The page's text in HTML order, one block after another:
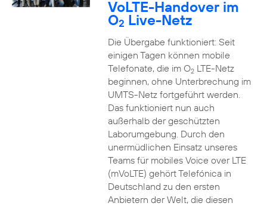
VoLTE-Handover im
O2 Live-Netz
Die Übergabe funktioniert: Seit
einigen Tagen können mobile
Telefonate, die im O2LTE-Netz
beginnen, ohne Unterbrechung im
UMTS-Netz fortgeführt werden.
Das funktioniert nun auch
außerhalb der geschützten
Laborumgebung. Durch den
unermüdlichen Einsatz unseres
Teams für mobiles Voice over LTE
(mVoLTE) gehört Telefónica in
Deutschland zu den ersten
Anbietern der Welt, die diesen